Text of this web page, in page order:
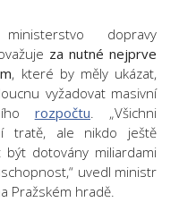
dopravy
za nutné nejprve
, které by měly ukázat,
vyžadovat masivní
rozpočtu. „Všichni
tratě, ale nikdo ještě
dotovány miliardami
uvedl ministr
Pražském hradě.